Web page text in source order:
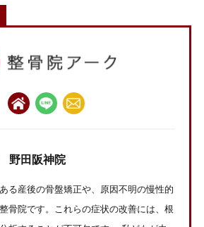
野田阪神院
る産後の骨盤矯正や、原因不明の慢性的
骨院です。これらの症状の改善には、根